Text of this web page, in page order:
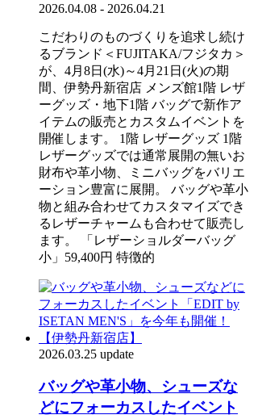
2026.04.08 - 2026.04.21
こだわりのものづくりを追求し続け
るブランド＜FUJITAKA/フジタカ＞
が、4月8日(水)～4月21日(火)の期
間、伊勢丹新宿店 メンズ館1階 レザ
ーグッズ・地下1階 バッグで新作ア
イテムの販売とカスタムイベントを
開催します。 1階 レザーグッズ 1階
レザーグッズでは通常展開の無いお
財布や革小物、ミニバッグをバリエ
ーション豊富に展開。 バッグや革小
物と組み合わせてカスタマイズでき
るレザーチャームも合わせて販売し
ます。 「レザーショルダーバッグ
小」59,400円 特徴的
2026.03.25 update
バッグや革小物、シューズな
どにフォーカスしたイベント